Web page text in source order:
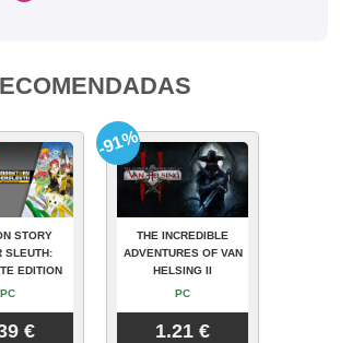
STORY
SLEUTH:
EDITION
PC
€
THE INCREDIBLE
ADVENTURES OF VAN
HELSING II
PC
1.21 €
-91%